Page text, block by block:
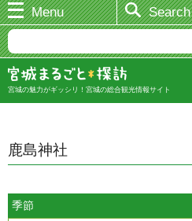
Menu Search
宮城の魅力がギッシリ！宮城の総合観光情報サイト
鹿島神社
季節